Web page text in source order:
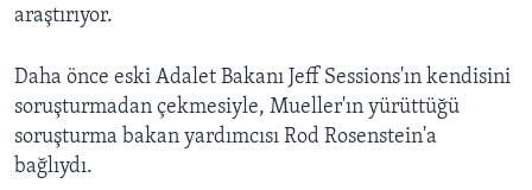
araştırıyor.
Daha önce eski Adalet Bakanı Jeff Sessions'ın kendisini
soruşturmadan çekmesiyle, Mueller'ın yürüttüğü
soruşturma bakan yardımcısı Rod Rosenstein'a
bağlıydı.